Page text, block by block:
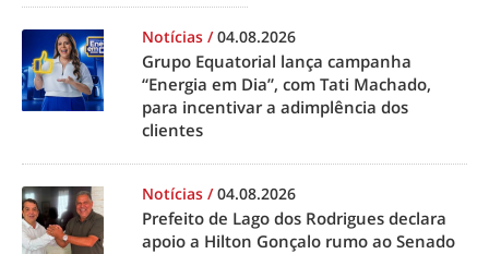
Notícias /04.08.2026
Grupo Equatorial lança campanha
“Energia em Dia”, com Tati Machado,
para incentivar a adimplência dos
clientes
Notícias /04.08.2026
Prefeito de Lago dos Rodrigues declara
apoio a Hilton Gonçalo rumo ao Senado